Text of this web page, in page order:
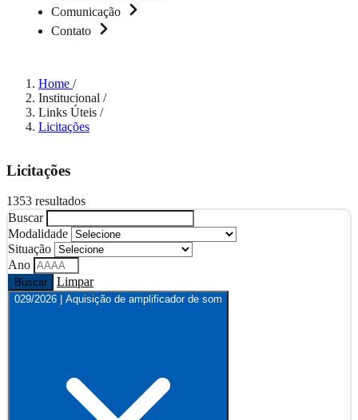
Comunicação
Contato
Home /
Institucional /
Links Úteis /
Licitações
Licitações
1353 resultados
Buscar
Modalidade
Situação
Ano
Buscar Limpar
029/2026 | Aquisição de amplificador de som